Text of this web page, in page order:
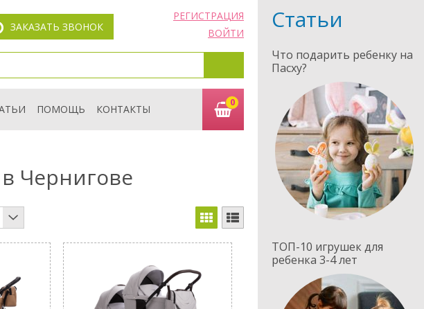
ЗАКАЗАТЬ ЗВОНОК
РЕГИСТРАЦИЯ
ВОЙТИ
ПОМОЩЬ КОНТАКТЫ
0
Чернигове
Статьи
Что подарить ребенку на
Пасху?
ТОП-10 игрушек для
ребенка 3-4 лет